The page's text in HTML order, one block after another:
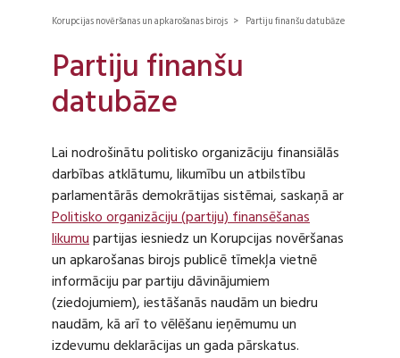
Korupcijas novēršanas un apkarošanas birojs > Partiju finanšu datubāze
Partiju finanšu
datubāze
Lai nodrošinātu politisko organizāciju finansiālās
darbības atklātumu, likumību un atbilstību
parlamentārās demokrātijas sistēmai, saskaņā ar
Politisko organizāciju (partiju) finansēšanas
likumupartijas iesniedz un Korupcijas novēršanas
un apkarošanas birojs publicē tīmekļa vietnē
informāciju par partiju dāvinājumiem
(ziedojumiem), iestāšanās naudām un biedru
naudām, kā arī to vēlēšanu ieņēmumu un
izdevumu deklarācijas un gada pārskatus.